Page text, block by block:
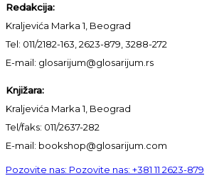
Redakcija:
Kraljevića Marka 1, Beograd
Tel: 011/2182-163, 2623-879, 3288-272
E-mail: glosarijum@glosarijum.rs
Knjižara:
Kraljevića Marka 1, Beograd
Tel/faks: 011/2637-282
E-mail: bookshop@glosarijum.com
Pozovite nas: Pozovite nas: +381 11 2623-879